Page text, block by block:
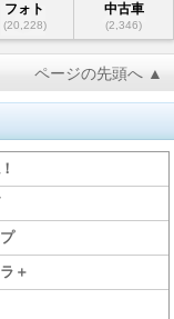
フォト
(20,228)
中古車
(2,346)
ページの先頭へ ▲
＋